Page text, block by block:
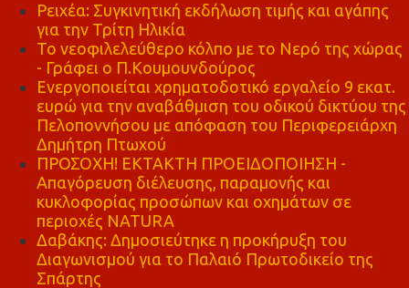
Ρειχέα: Συγκινητική εκδήλωση τιμής και αγάπης
για την Τρίτη Ηλικία
Το νεοφιλελεύθερο κόλπο με το Νερό της χώρας
- Γράφει ο Π.Κουμουνδούρος
Ενεργοποιείται χρηματοδοτικό εργαλείο 9 εκατ.
ευρώ για την αναβάθμιση του οδικού δικτύου της
Πελοποννήσου με απόφαση του Περιφερειάρχη
Δημήτρη Πτωχού
ΠΡΟΣΟΧΗ! ΕΚΤΑΚΤΗ ΠΡΟΕΙΔΟΠΟΙΗΣΗ -
Απαγόρευση διέλευσης, παραμονής και
κυκλοφορίας προσώπων και οχημάτων σε
περιοχές NATURA
Δαβάκης: Δημοσιεύτηκε η προκήρυξη του
Διαγωνισμού για το Παλαιό Πρωτοδικείο της
Σπάρτης